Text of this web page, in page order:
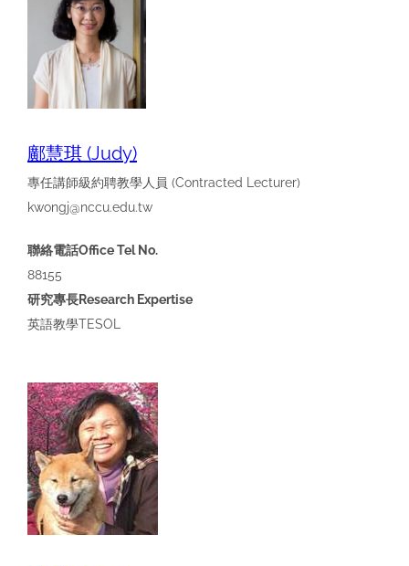
鄺慧琪 (Judy)
專任講師級約聘教學人員 (Contracted Lecturer)
kwongj@nccu.edu.tw
聯絡電話Office Tel No.
88155
研究專長Research Expertise
英語教學TESOL